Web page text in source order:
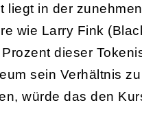
liegt in der
wie Larry Fink
dieser
sein Verhältnis zu
würde das den